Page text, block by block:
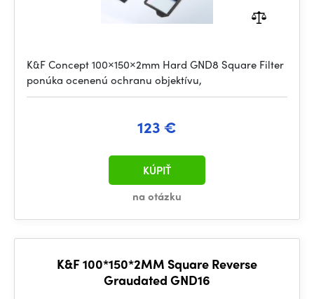
K&F Concept 100×150×2mm Hard GND8 Square Filter
ponúka ocenenú ochranu objektívu,
123 €
na otázku
KÚPIŤ
K&F 100*150*2MM Square Reverse
Graudated GND16